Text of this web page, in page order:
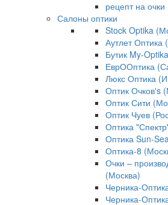
рецепт на очки
Салоны оптики
Stock Optika
Аутлет Оптика
Бутик My-
ЕврООптика
Люкс Оптика
Оптик Очков's
Оптик Сити
Оптик Чуев
Оптика
Оптика Sun-
Оптика-8
Очки –
(Москва)
Черника-
Черника-